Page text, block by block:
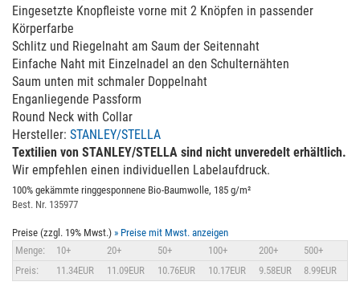
Eingesetzte Knopfleiste vorne mit 2 Knöpfen in passender
Körperfarbe
Schlitz und Riegelnaht am Saum der Seitennaht
Einfache Naht mit Einzelnadel an den Schulternähten
Saum unten mit schmaler Doppelnaht
Enganliegende Passform
Round Neck with Collar
Hersteller: STANLEY/STELLA
Textilien von STANLEY/STELLA sind nicht unveredelt erhältlich.
Wir empfehlen einen individuellen Labelaufdruck.
100% gekämmte ringgesponnene Bio-Baumwolle, 185 g/m²
Best. Nr. 135977
Preise (zzgl. 19% Mwst.) » Preise mit Mwst. anzeigen
Menge:
10+ 20+ 50+ 100+ 200+
500+
Preis:
11.34EUR 11.09EUR 10.76EUR 10.17EUR 9.58EUR 8.99EUR